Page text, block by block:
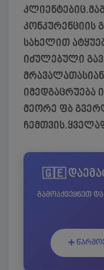
კონკურენციის
სახელით
იძულებული
იმედგაცრუება
მეორე ფბ
🇬🇪
გამოაქვეყნეთ
➕